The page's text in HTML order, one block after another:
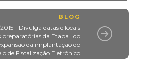
BLOG
- Divulga datas e locais
preparatórias da Etapa I do
da implantação do
de Fiscalização Eletrônico